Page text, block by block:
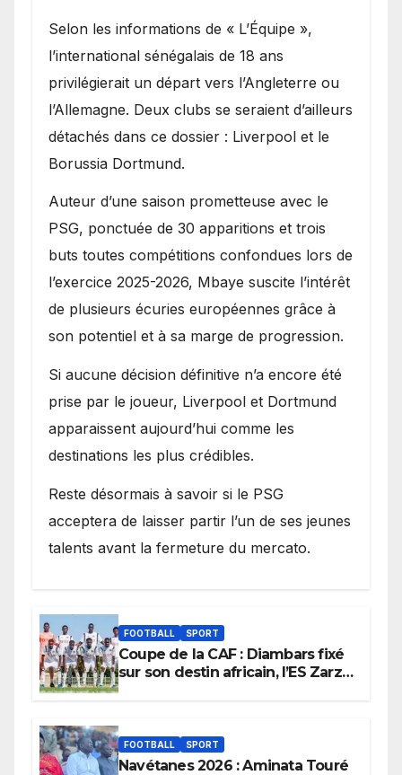
Selon les informations de « L’Équipe »,
l’international sénégalais de 18 ans
privilégierait un départ vers l’Angleterre ou
l’Allemagne. Deux clubs se seraient d’ailleurs
détachés dans ce dossier : Liverpool et le
Borussia Dortmund.
Auteur d’une saison prometteuse avec le
PSG, ponctuée de 30 apparitions et trois
buts toutes compétitions confondues lors de
l’exercice 2025-2026, Mbaye suscite l’intérêt
de plusieurs écuries européennes grâce à
son potentiel et à sa marge de progression.
Si aucune décision définitive n’a encore été
prise par le joueur, Liverpool et Dortmund
apparaissent aujourd’hui comme les
destinations les plus crédibles.
Reste désormais à savoir si le PSG
acceptera de laisser partir l’un de ses jeunes
talents avant la fermeture du mercato.
FOOTBALL SPORT
Coupe de la CAF : Diambars fixé
sur son destin africain, l’ES Zarzis
FOOTBALL SPORT
Navétanes 2026 : Aminata Touré